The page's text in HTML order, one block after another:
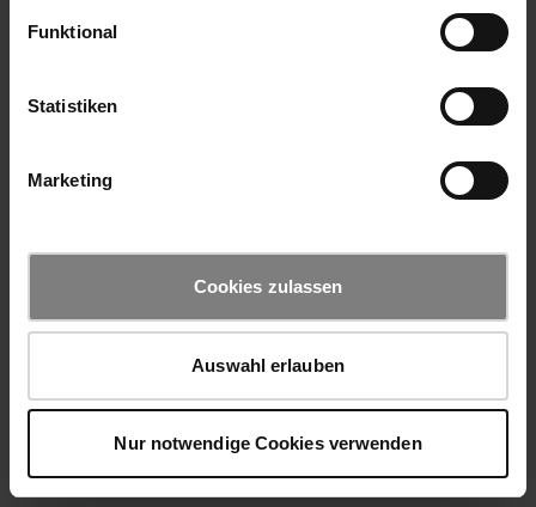
Funktional
Statistiken
Marketing
Cookies zulassen
Auswahl erlauben
Nur notwendige Cookies verwenden